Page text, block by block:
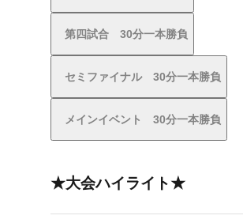
第四試合 30分一本勝負
セミファイナル 30分一本勝負
メインイベント 30分一本勝負
★大会ハイライト★